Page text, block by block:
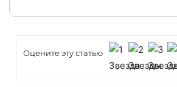
Оцените эту статью